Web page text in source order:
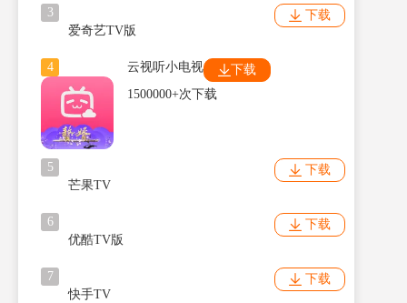
3
爱奇艺TV版
下载
4 云视听小电视
下载
1500000+次下载
5
芒果TV
下载
6
优酷TV版
下载
7
快手TV
下载